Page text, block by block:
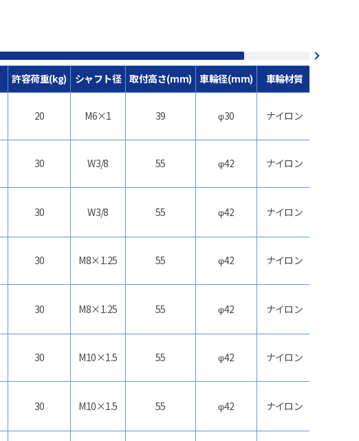
許容荷重(kg) シャフト径 取付高さ(mm) 車輪径(mm) 車輪材質
20 M6×1 39 φ30 ナイロン
30 W3/8 55 φ42 ナイロン
30 W3/8 55 φ42 ナイロン
30 M8×1.25 55 φ42 ナイロン
30 M8×1.25 55 φ42 ナイロン
30 M10×1.5 55 φ42 ナイロン
30 M10×1.5 55 φ42 ナイロン